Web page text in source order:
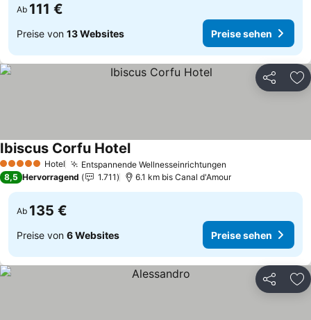
Ab 111 €
Preise von 13 Websites Preise sehen
Teilen
5 Sterne Hotel Entspannende Wellnesseinrichtungen
Ibiscus Corfu Hotel
8,5 Hervorragend 1.711 6.1 km bis Canal d'Amour
Ab 135 €
Preise von 6 Websites Preise sehen
Teilen